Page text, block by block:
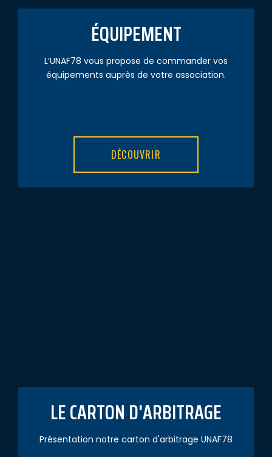
ÉQUIPEMENT
L’UNAF78 vous propose de commander vos
équipements auprès de votre association.
DÉCOUVRIR
LE CARTON D'ARBITRAGE
Présentation notre carton d'arbitrage UNAF78